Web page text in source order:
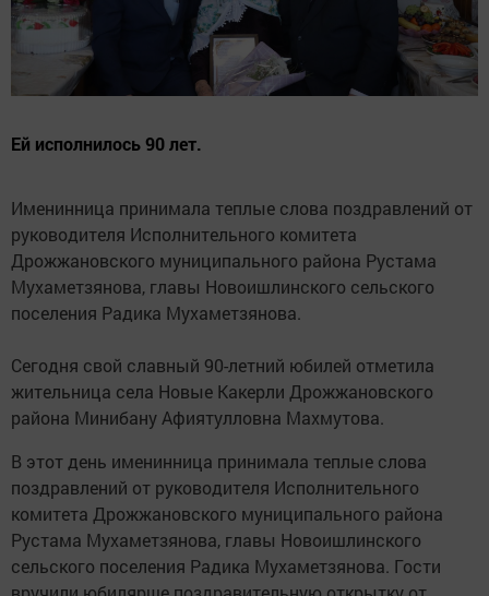
Ей исполнилось 90 лет.
Именинница принимала теплые слова поздравлений от
руководителя Исполнительного комитета
Дрожжановского муниципального района Рустама
Мухаметзянова, главы Новоишлинского сельского
поселения Радика Мухаметзянова.
Сегодня свой славный 90-летний юбилей отметила
жительница села Новые Какерли Дрожжановского
района Минибану Афиятулловна Махмутова.
В этот день именинница принимала теплые слова
поздравлений от руководителя Исполнительного
комитета Дрожжановского муниципального района
Рустама Мухаметзянова, главы Новоишлинского
сельского поселения Радика Мухаметзянова. Гости